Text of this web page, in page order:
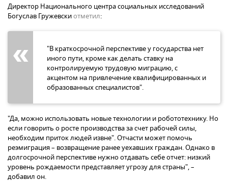
Директор Национального центра социальных исследований
Богуслав Гружевскиотметил:
"В краткосрочной перспективе у государства нет
иного пути, кроме как делать ставку на
контролируемую трудовую миграцию, с
акцентом на привлечение квалифицированных и
образованных специалистов".
"Да, можно использовать новые технологии и робототехнику. Но
если говорить о росте производства за счет рабочей силы,
необходим приток людей извне". Отчасти может помочь
реэмиграция – возвращение ранее уехавших граждан. Однако в
долгосрочной перспективе нужно отдавать себе отчет: низкий
уровень рождаемости представляет угрозу для страны", –
добавил он.